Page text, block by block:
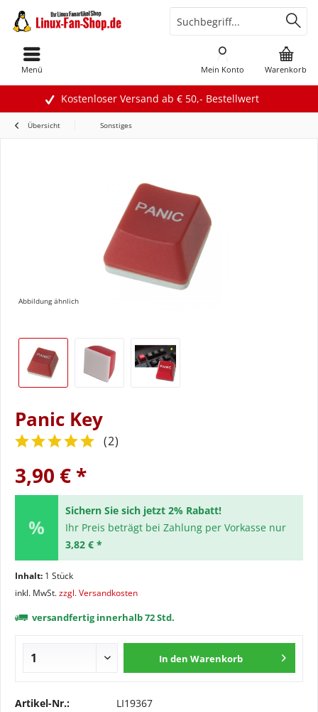
Kostenloser Versand ab € 50,- Bestellwert
Warenkorb
Mein Konto
Menü
Übersicht Sonstiges
Abbildung ähnlich
Panic Key
(2)
3,90 € *
Sichern Sie sich jetzt 2% Rabatt!
Ihr Preis beträgt bei Zahlung per Vorkasse nur
3,82 € *
Inhalt: 1 Stück
inkl. MwSt.zzgl. Versandkosten
versandfertig innerhalb 72 Std.
In den Warenkorb
Artikel-Nr.: LI19367